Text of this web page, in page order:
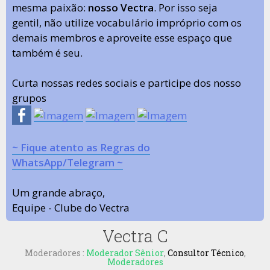
mesma paixão: nosso Vectra. Por isso seja
gentil, não utilize vocabulário impróprio com os
demais membros e aproveite esse espaço que
também é seu.
Curta nossas redes sociais e participe dos nosso
grupos
~ Fique atento as Regras do
WhatsApp/Telegram ~
Um grande abraço,
Equipe - Clube do Vectra
Vectra C
Moderadores : Moderador Sênior, Consultor Técnico,
Moderadores